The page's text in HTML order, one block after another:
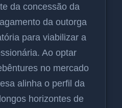
da concessão da
da outorga
para viabilizar a
Ao optar
no mercado
alinha o perfil da
horizontes de